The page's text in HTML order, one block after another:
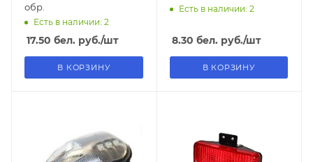
обр.
Есть в наличии: 2
17.50 бел. руб./шт
В КОРЗИНУ
Есть в наличии: 2
8.30 бел. руб./шт
В КОРЗИНУ